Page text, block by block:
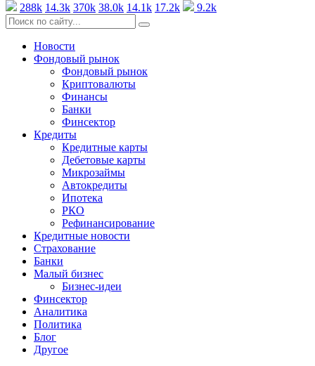
288k 14.3k 370k 38.0k 14.1k 17.2k 9.2k
Новости
Фондовый рынок
Фондовый рынок
Криптовалюты
Финансы
Банки
Финсектор
Кредиты
Кредитные карты
Дебетовые карты
Микрозаймы
Автокредиты
Ипотека
РКО
Рефинансирование
Кредитные новости
Страхование
Банки
Малый бизнес
Бизнес-идеи
Финсектор
Аналитика
Политика
Блог
Другое